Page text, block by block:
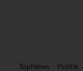
TopNews Politik